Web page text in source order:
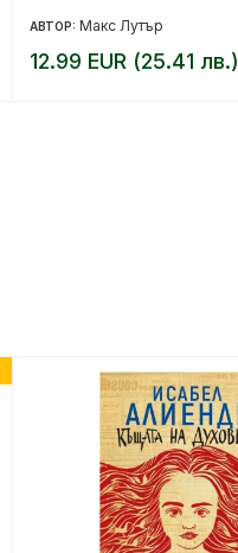
АВТОР: Макс Лутър
12.99 EUR (25.41 лв.)